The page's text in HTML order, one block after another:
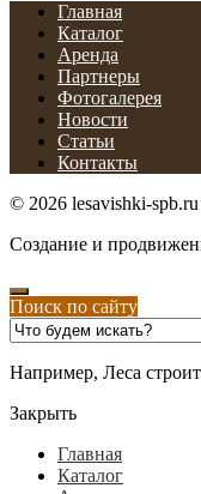
Главная
Каталог
Аренда
Партнеры
Фотогалерея
Новости
Статьи
Контакты
© 2026 lesavishki-spb.ru
Создание и
Поиск по сайту
Например, Леса
Закрыть
Главная
Каталог